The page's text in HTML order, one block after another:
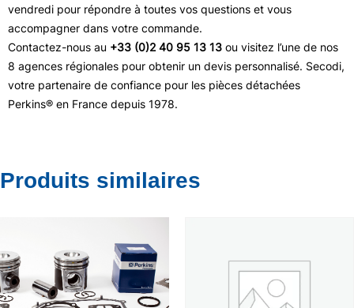
vendredi pour répondre à toutes vos questions et vous
accompagner dans votre commande.
Contactez-nous au +33 (0)2 40 95 13 13 ou visitez l’une de nos
8 agences régionales pour obtenir un devis personnalisé. Secodi,
votre partenaire de confiance pour les pièces détachées
Perkins® en France depuis 1978.
Produits similaires